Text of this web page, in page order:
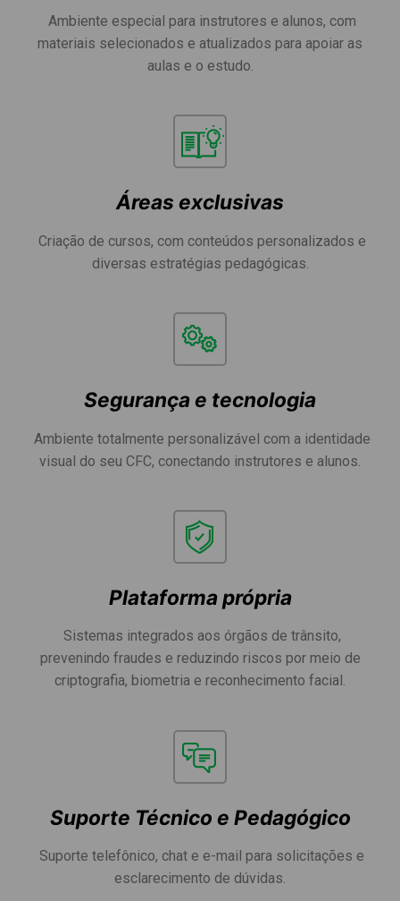
Ambiente especial para instrutores e alunos, com
materiais selecionados e atualizados para apoiar as
aulas e o estudo.
Áreas exclusivas
Criação de cursos, com conteúdos personalizados e
diversas estratégias pedagógicas.
Segurança e tecnologia
Ambiente totalmente personalizável com a identidade
visual do seu CFC, conectando instrutores e alunos.
Plataforma própria
Sistemas integrados aos órgãos de trânsito,
prevenindo fraudes e reduzindo riscos por meio de
criptografia, biometria e reconhecimento facial.
Suporte Técnico e Pedagógico
Suporte telefônico, chat e e-mail para solicitações e
esclarecimento de dúvidas.